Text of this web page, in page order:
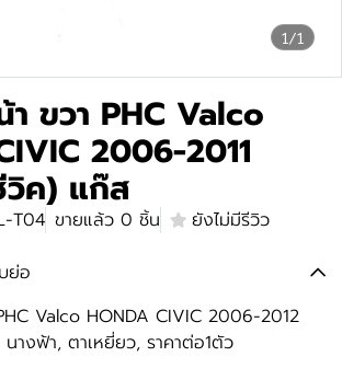
1/1
ขวา PHC Valco
2006-2011
ค) แก๊ส
T04 ขายแล้ว 0 ชิ้น
ยังไม่มีรีวิว
ย่อ
Valco HONDA CIVIC 2006-2012
างฟ้า, ตาเหยี่ยว, ราคาต่อ1ตัว